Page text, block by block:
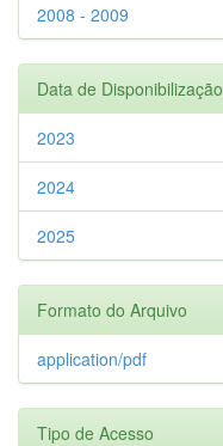
2008 - 2009
Data de Disponibilização
2023
2024
2025
Formato do Arquivo
application/pdf
Tipo de Acesso